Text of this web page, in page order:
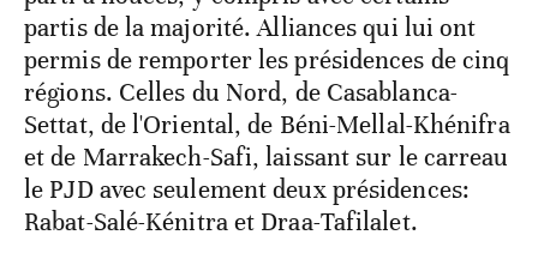
partis de la majorité. Alliances qui lui ont
permis de remporter les présidences de cinq
régions. Celles du Nord, de Casablanca-
Settat, de l'Oriental, de Béni-Mellal-Khénifra
et de Marrakech-Safi, laissant sur le carreau
le PJD avec seulement deux présidences:
Rabat-Salé-Kénitra et Draa-Tafilalet.